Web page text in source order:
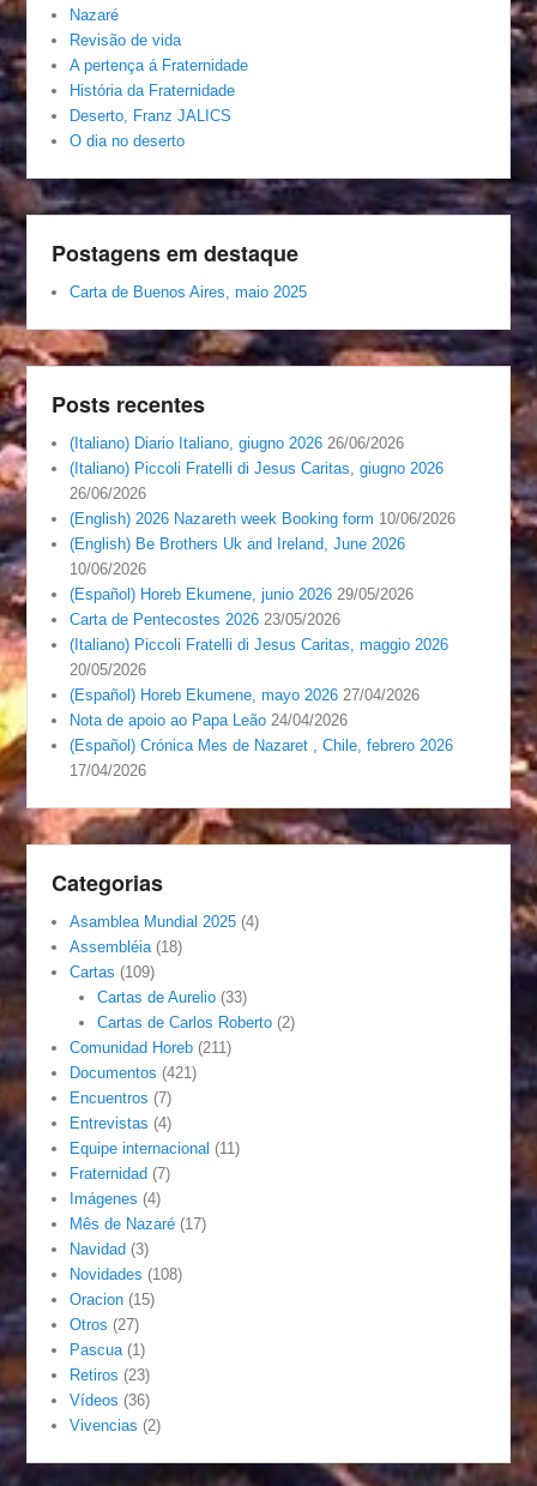
Nazaré
Revisão de vida
A pertença á Fraternidade
História da Fraternidade
Deserto, Franz JALICS
O dia no deserto
Postagens em destaque
Carta de Buenos Aires, maio 2025
Posts recentes
(Italiano) Diario Italiano, giugno 2026 26/06/2026
(Italiano) Piccoli Fratelli di Jesus Caritas, giugno 2026
26/06/2026
(English) 2026 Nazareth week Booking form 10/06/2026
(English) Be Brothers Uk and Ireland, June 2026
10/06/2026
(Español) Horeb Ekumene, junio 2026 29/05/2026
Carta de Pentecostes 2026 23/05/2026
(Italiano) Piccoli Fratelli di Jesus Caritas, maggio 2026
20/05/2026
(Español) Horeb Ekumene, mayo 2026 27/04/2026
Nota de apoio ao Papa Leão 24/04/2026
(Español) Crónica Mes de Nazaret , Chile, febrero 2026
17/04/2026
Categorias
Asamblea Mundial 2025 (4)
Assembléia (18)
Cartas (109)
Cartas de Aurelio(33)
Cartas de Carlos Roberto(2)
Comunidad Horeb (211)
Documentos (421)
Encuentros (7)
Entrevistas (4)
Equipe internacional (11)
Fraternidad (7)
Imágenes (4)
Mês de Nazaré (17)
Navidad (3)
Novidades (108)
Oracion (15)
Otros (27)
Pascua (1)
Retiros (23)
Vídeos (36)
Vivencias (2)